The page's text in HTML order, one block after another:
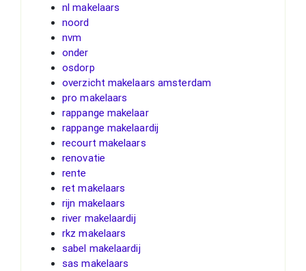
nl makelaars
noord
nvm
onder
osdorp
overzicht makelaars amsterdam
pro makelaars
rappange makelaar
rappange makelaardij
recourt makelaars
renovatie
rente
ret makelaars
rijn makelaars
river makelaardij
rkz makelaars
sabel makelaardij
sas makelaars